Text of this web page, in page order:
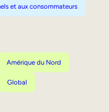
et aux consommateurs
Amérique du Nord
Global